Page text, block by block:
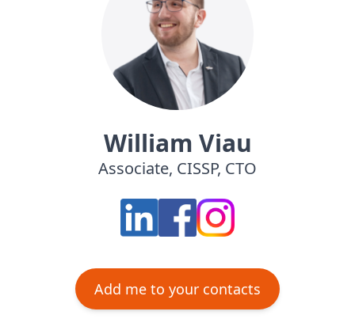
William Viau
Associate, CISSP, CTO
Add me to your contacts